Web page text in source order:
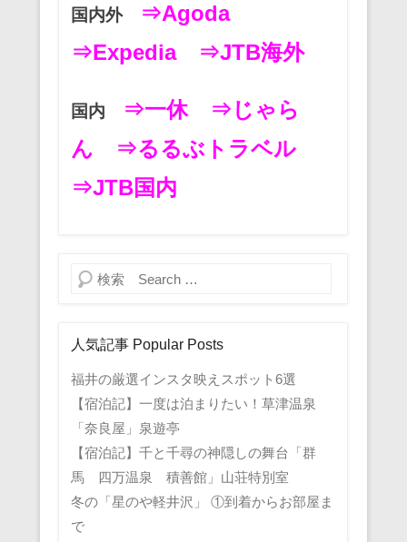
国内外
⇒Agoda
⇒Expedia
⇒JTB海外
国内 ⇒一休
⇒じゃら
ん
⇒るるぶトラベル
⇒JTB国内
検索
人気記事 Popular Posts
福井の厳選インスタ映えスポット6選
【宿泊記】一度は泊まりたい！草津温泉
「奈良屋」泉遊亭
【宿泊記】千と千尋の神隠しの舞台「群
馬 四万温泉 積善館」山荘特別室
冬の「星のや軽井沢」 ①到着からお部屋ま
で